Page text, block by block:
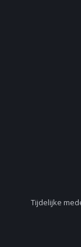
Tijdelijke